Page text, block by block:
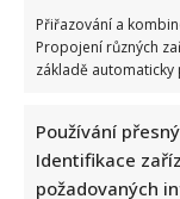
Přiřazování a
Propojení různých
základě
Používání
Identifikace
požadovaných
příští
olympiádě